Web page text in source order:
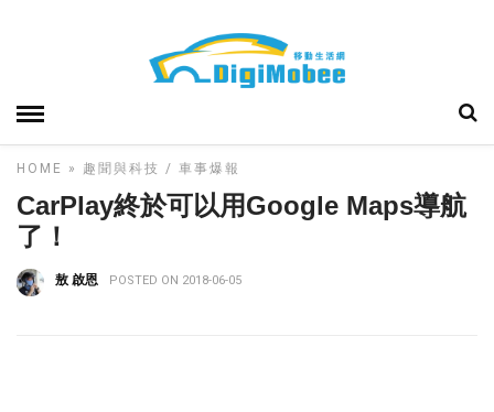
HOME » 趣聞與科技 車事爆報
CarPlay終於可以用Google Maps導航
了！
敖 啟恩 POSTED ON 2018-06-05